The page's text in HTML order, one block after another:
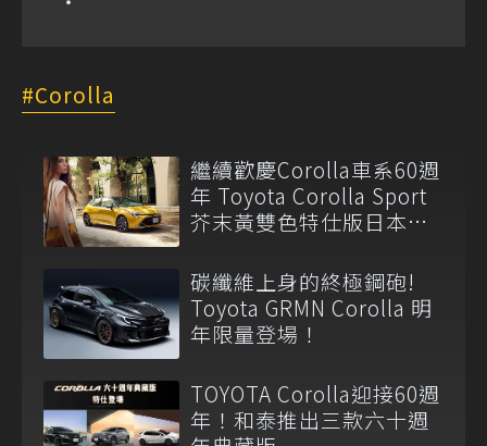
Corolla
繼續歡慶Corolla車系60週
年 Toyota Corolla Sport
芥末黃雙色特仕版日本登
碳纖維上身的終極鋼砲!
Toyota GRMN Corolla 明
年限量登場！
TOYOTA Corolla迎接60週
年！和泰推出三款六十週